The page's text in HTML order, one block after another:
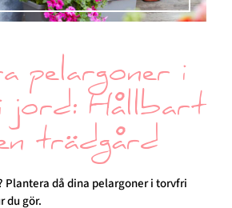
pelargoner i
Hållbart
trädgård
Plantera då dina pelargoner i torvfri
du gör.